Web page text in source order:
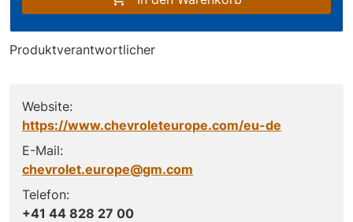
Produktverantwortlicher
Website:
https://www.chevroleteurope.com/eu-de
E-Mail:
chevrolet.europe@gm.com
Telefon:
+41 44 828 27 00